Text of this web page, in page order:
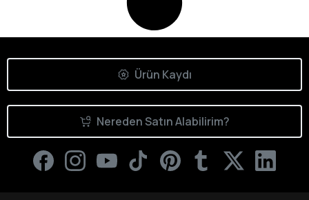
Ürün Kaydı
Nereden Satın Alabilirim?